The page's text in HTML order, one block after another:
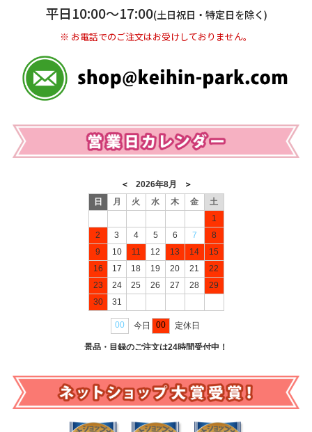
※ 振込み手数料お客様ご負担。
平日10:00〜17:00(土日祝日・特定日を除く)
※ お電話でのご注文はお受けしておりません。